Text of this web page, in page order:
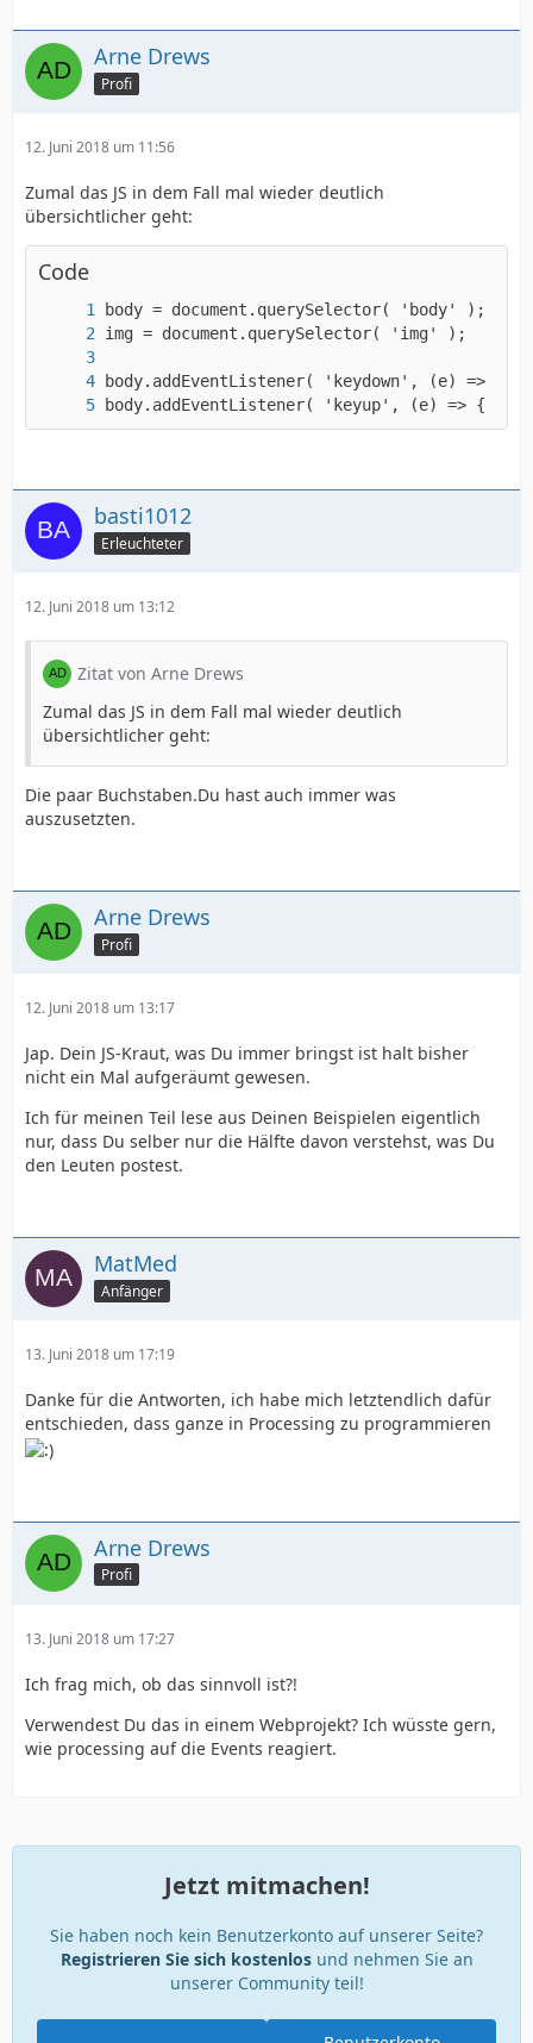
Arne Drews
Profi
12. Juni 2018 um 11:56
Zumal das JS in dem Fall mal wieder deutlich
übersichtlicher geht:
Code
body.addEventListener( 'keyup', (e) => {
basti1012
Erleuchteter
12. Juni 2018 um 13:12
Zitat von Arne Drews
Zumal das JS in dem Fall mal wieder deutlich
übersichtlicher geht:
Die paar Buchstaben.Du hast auch immer was
auszusetzten.
Arne Drews
Profi
12. Juni 2018 um 13:17
Jap. Dein JS-Kraut, was Du immer bringst ist halt bisher
nicht ein Mal aufgeräumt gewesen.
Ich für meinen Teil lese aus Deinen Beispielen eigentlich
nur, dass Du selber nur die Hälfte davon verstehst, was Du
den Leuten postest.
MatMed
Anfänger
13. Juni 2018 um 17:19
Danke für die Antworten, ich habe mich letztendlich dafür
entschieden, dass ganze in Processing zu programmieren
Arne Drews
Profi
13. Juni 2018 um 17:27
Ich frag mich, ob das sinnvoll ist?!
Verwendest Du das in einem Webprojekt? Ich wüsste gern,
wie processing auf die Events reagiert.
Jetzt mitmachen!
Sie haben noch kein Benutzerkonto auf unserer Seite?
Registrieren Sie sich kostenlosund nehmen Sie an
unserer Community teil!